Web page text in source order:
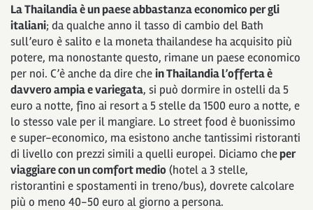
La Thailandia è un paese abbastanza economico per gli
italiani; da qualche anno il tasso di cambio del Bath
sull’euro è salito e la moneta thailandese ha acquisito più
potere, ma nonostante questo, rimane un paese economico
per noi. C’è anche da dire chein Thailandia l’offerta è
davvero ampia e variegata, si può dormire in ostelli da 5
euro a notte, fino ai resort a 5 stelle da 1500 euro a notte, e
lo stesso vale per il mangiare. Lo street food è buonissimo
e super-economico, ma esistono anche tantissimi ristoranti
di livello con prezzi simili a quelli europei. Diciamo cheper
viaggiare con un comfort medio (hotel a 3 stelle,
ristorantini e spostamenti in treno/bus), dovrete calcolare
più o meno 40-50 euro al giorno a persona.